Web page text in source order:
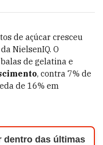
de açúcar cresceu
NielsenIQ. O
de gelatina e
, contra 7% de
de 16% em
dentro das últimas